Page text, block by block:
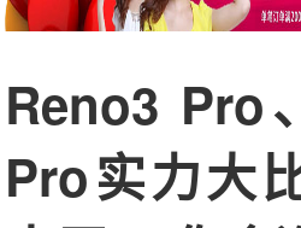
Reno3 Pro
Pro实力大